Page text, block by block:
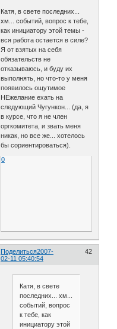
Катя, в свете последних...
хм... событий, вопрос к тебе,
как инициатору этой темы -
вся работа остается в силе?
Я от взятых на себя
обязательств не
отказываюсь, и буду их
выполнять, но что-то у меня
появилось ощутимое
НЕжелание ехать на
следующий Чугункон... (да, я
в курсе, что я не член
оргкомитета, и звать меня
никак, но все же... хотелось
бы сориентироваться).
0
Поделиться 42
2007-
02-11 05:40:54
Катя, в свете
последних... хм...
событий, вопрос
к тебе, как
инициатору этой